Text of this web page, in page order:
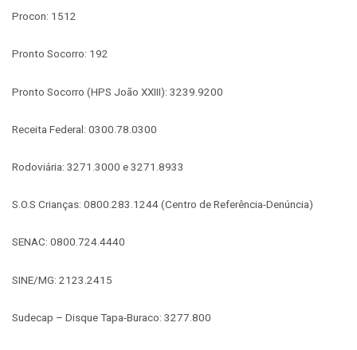
Procon: 1512
Pronto Socorro: 192
Pronto Socorro (HPS João XXIII): 3239.9200
Receita Federal: 0300.78.0300
Rodoviária: 3271.3000 e 3271.8933
S.O.S Crianças: 0800.283.1244 (Centro de Referência-Denúncia)
SENAC: 0800.724.4440
SINE/MG: 2123.2415
Sudecap – Disque Tapa-Buraco: 3277.800